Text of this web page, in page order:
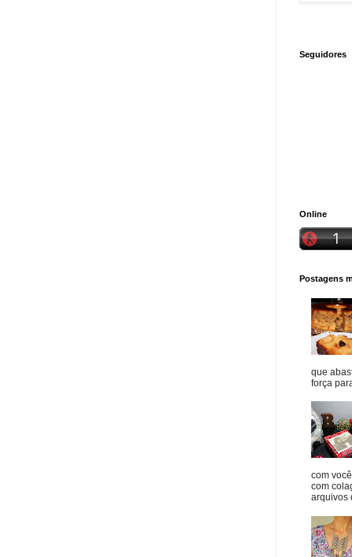
Seguidores
Online
Postagens
que
força
com
com
arquivos